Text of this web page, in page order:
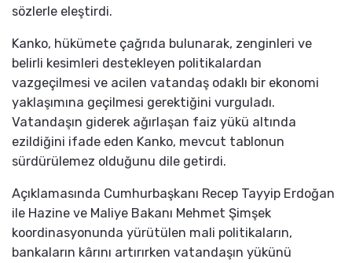
sözlerle eleştirdi.
Kanko, hükümete çağrıda bulunarak, zenginleri ve
belirli kesimleri destekleyen politikalardan
vazgeçilmesi ve acilen vatandaş odaklı bir ekonomi
yaklaşımına geçilmesi gerektiğini vurguladı.
Vatandaşın giderek ağırlaşan faiz yükü altında
ezildiğini ifade eden Kanko, mevcut tablonun
sürdürülemez olduğunu dile getirdi.
Açıklamasında Cumhurbaşkanı Recep Tayyip Erdoğan
ile Hazine ve Maliye Bakanı Mehmet Şimşek
koordinasyonunda yürütülen mali politikaların,
bankaların kârını artırırken vatandaşın yükünü